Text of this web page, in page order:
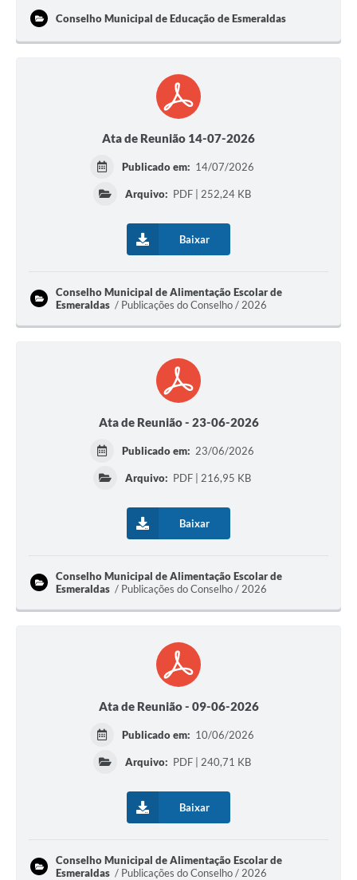
Conselho Municipal de Educação de Esmeraldas
Ata de Reunião 14-07-2026
Publicado em: 14/07/2026
Arquivo: PDF | 252,24 KB
Baixar
Conselho Municipal de Alimentação Escolar de
Esmeraldas
Publicações do Conselho / 2026
Ata de Reunião - 23-06-2026
Publicado em: 23/06/2026
Arquivo: PDF | 216,95 KB
Baixar
Conselho Municipal de Alimentação Escolar de
Esmeraldas
Publicações do Conselho / 2026
Ata de Reunião - 09-06-2026
Publicado em: 10/06/2026
Arquivo: PDF | 240,71 KB
Baixar
Conselho Municipal de Alimentação Escolar de
Esmeraldas
Publicações do Conselho / 2026